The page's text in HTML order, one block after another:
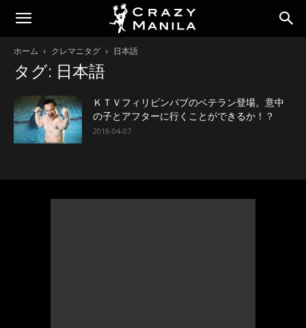
ホーム クレマニタグ 日本語
タグ: 日本語
ＫＴＶフィリピンパブのベテラン登場。意中
の子とアフターに行くことができるか！？
2018-04-07